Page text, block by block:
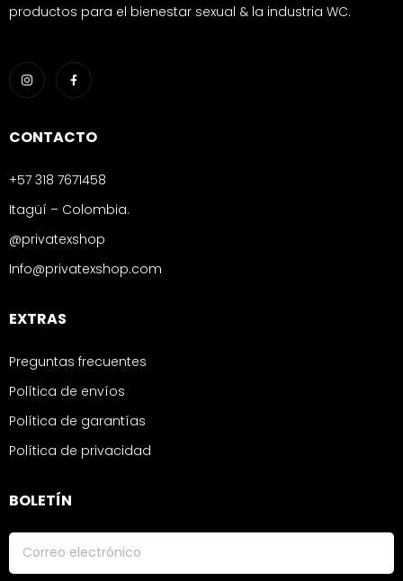
productos para el bienestar sexual & la industria WC.
CONTACTO
+57 318 7671458
Itagüí – Colombia.
@privatexshop
Info@privatexshop.com
EXTRAS
Preguntas frecuentes
Política de envíos
Política de garantías
Política de privacidad
BOLETÍN